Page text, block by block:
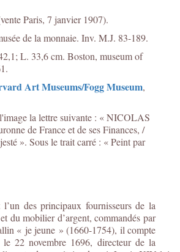
Paris, 7 janvier 1907).
de la monnaie. Inv. M.J. 83-189.
L. 33,6 cm. Boston, museum of
Art Museums/Fogg Museum,
la lettre suivante : « NICOLAS
de France et de ses Finances, /
». Sous le trait carré : « Peint par
des principaux fournisseurs de la
du mobilier d’argent, commandés par
« je jeune » (1660-1754), il compte
22 novembre 1696, directeur de la